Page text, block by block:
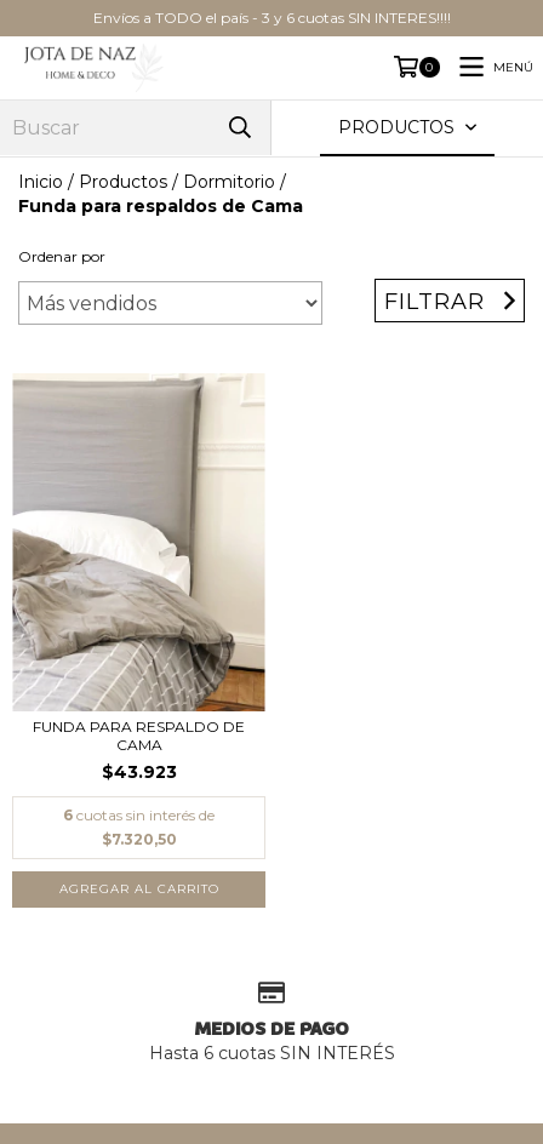
Envíos a TODO el país - 3 y 6 cuotas SIN INTERES!!!!
0 MENÚ
PRODUCTOS
Inicio / Productos / Dormitorio /
Funda para respaldos de Cama
Ordenar por
FILTRAR
FUNDA PARA RESPALDO DE
CAMA
$43.923
6 cuotas sin interés de
$7.320,50
AGREGAR AL CARRITO
MEDIOS DE PAGO
Hasta 6 cuotas SIN INTERÉS